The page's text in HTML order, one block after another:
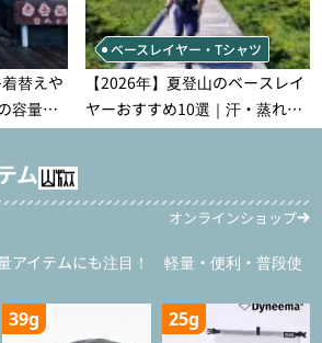
替えや
容量な
2泊3日
ベースレイヤー・Tシャツ
【2026年】夏登山のベースレイ
ヤーおすすめ10選｜汗・蒸れ・
汗冷え対策に効く選び方
ム
オンラインショップ
アイテムにも注目！ 軽量・便利・普段使
39g 25g